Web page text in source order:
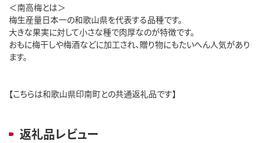
＜南高梅とは＞
梅生産量日本一の和歌山県を代表する品種です。
大きな果実に対して小さな種で肉厚なのが特徴です。
おもに梅干しや梅酒などに加工され、贈り物にもたいへん人気があり
ます。
【こちらは和歌山県印南町との共通返礼品です】
返礼品レビュー